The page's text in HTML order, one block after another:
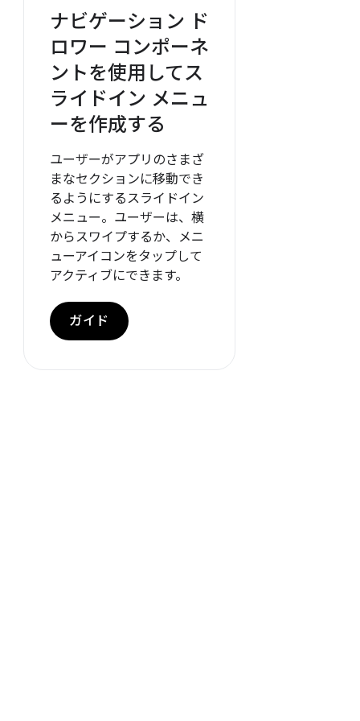
ナビゲーション ド
ロワー コンポーネ
ントを使用してス
ライドイン メニュ
ーを作成する
ユーザーがアプリのさまざ
まなセクションに移動でき
るようにするスライドイン
メニュー。ユーザーは、横
からスワイプするか、メニ
ューアイコンをタップして
アクティブにできます。
ガイド